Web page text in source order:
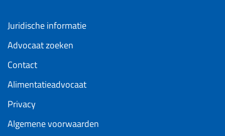
Juridische informatie
Advocaat zoeken
Contact
Alimentatieadvocaat
Privacy
Algemene voorwaarden